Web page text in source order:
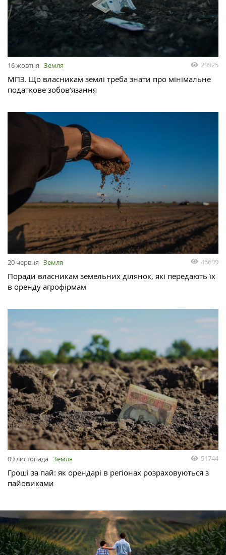
16 жовтня Земля 29925
МПЗ. Що власникам землі треба знати про мінімальне
податкове зобов’язання
20 червня Земля 46699
Поради власникам земельних ділянок, які передають їх
в оренду агрофірмам
09 листопада Земля 51744
Гроші за пай: як орендарі в регіонах розраховуються з
пайовиками